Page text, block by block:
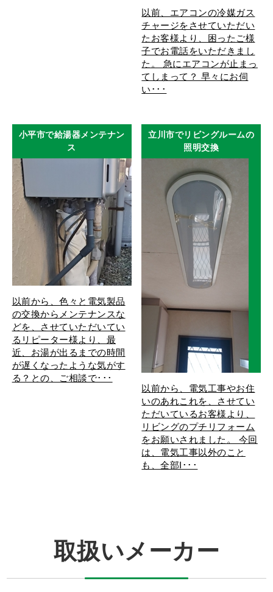
以前、エアコンの冷媒ガス
チャージをさせていただい
たお客様より、困ったご様
子でお電話をいただきまし
た。 急にエアコンが止まっ
てしまって？ 早々にお伺
い･･･
小平市で給湯器メンテナン
ス
以前から、色々と電気製品
の交換からメンテナンスな
どを、させていただいてい
るリピーター様より、最
近、お湯が出るまでの時間
が遅くなったような気がす
る？との、ご相談で･･･
立川市でリビングルームの
照明交換
以前から、電気工事やお住
いのあれこれを、させてい
ただいているお客様より、
リビングのプチリフォーム
をお願いされました。 今回
は、電気工事以外のこと
も、全部I･･･
取扱いメーカー